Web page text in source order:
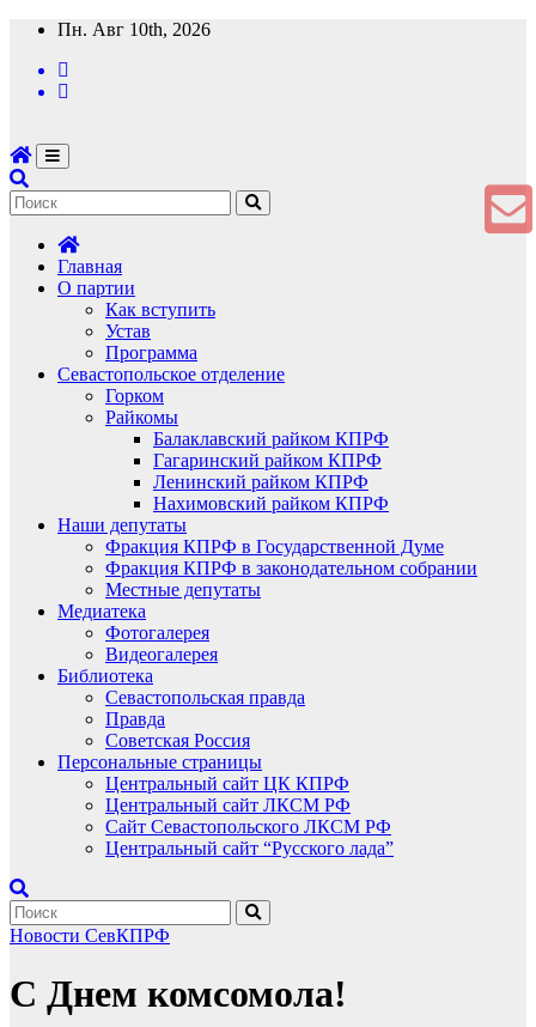
Перейти
содержимому
Пн. Авг 10th, 2026
Главная
О партии
Как вступить
Устав
Программа
Севастопольское отделение
Горком
Райкомы
Балаклавский райком КПРФ
Гагаринский райком КПРФ
Ленинский райком КПРФ
Нахимовский райком КПРФ
Наши депутаты
Фракция КПРФ в Государственной Думе
Фракция КПРФ в законодательном собрании
Местные депутаты
Медиатека
Фотогалерея
Видеогалерея
Библиотека
Севастопольская правда
Правда
Советская Россия
Персональные страницы
Центральный сайт ЦК КПРФ
Центральный сайт ЛКСМ РФ
Сайт Севастопольского ЛКСМ РФ
Центральный сайт “Русского лада”
Новости СевКПРФ
С Днем комсомола!